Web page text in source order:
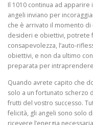
Il 1010 continua ad apparire
angeli inviano per
che è arrivato il momento
desideri e obiettivi, potrete
consapevolezza, l’auto-
obiettivi, e non da ultimo
preparata per
Quando avrete capito che
solo a un fortunato
frutti del vostro successo.
felicità, gli angeli sono solo